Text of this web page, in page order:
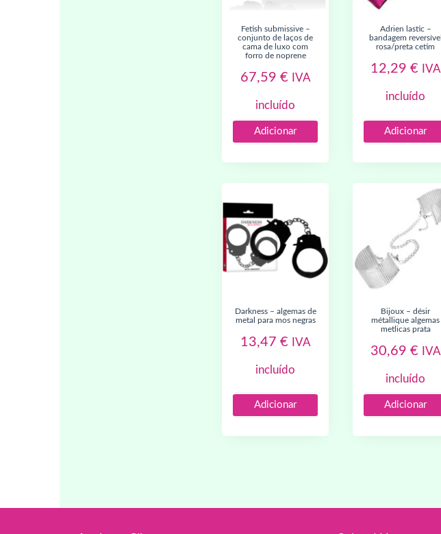
fetish submissive –
conjunto de laços de
cama de luxo com
forro de noprene
67,59 € IVA
incluído
Adicionar
adrien lastic –
bandagem reversível
rosa/preta cetim
12,29 € IVA
incluído
Adicionar
darkness – algemas de
metal para mos negras
13,47 € IVA
incluído
Adicionar
bijoux – désir
métallique algemas
metlicas prata
30,69 € IVA
incluído
Adicionar